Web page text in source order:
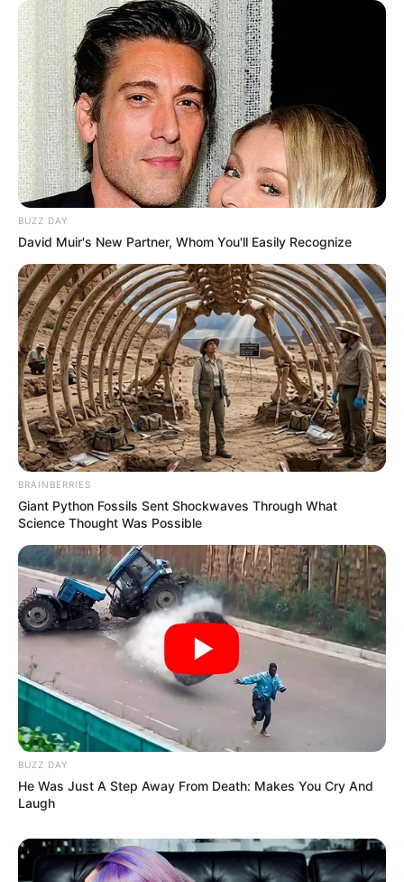
BUZZ DAY
David Muir's New Partner, Whom You'll Easily Recognize
BRAINBERRIES
Giant Python Fossils Sent Shockwaves Through What
Science Thought Was Possible
BUZZ DAY
He Was Just A Step Away From Death: Makes You Cry And
Laugh